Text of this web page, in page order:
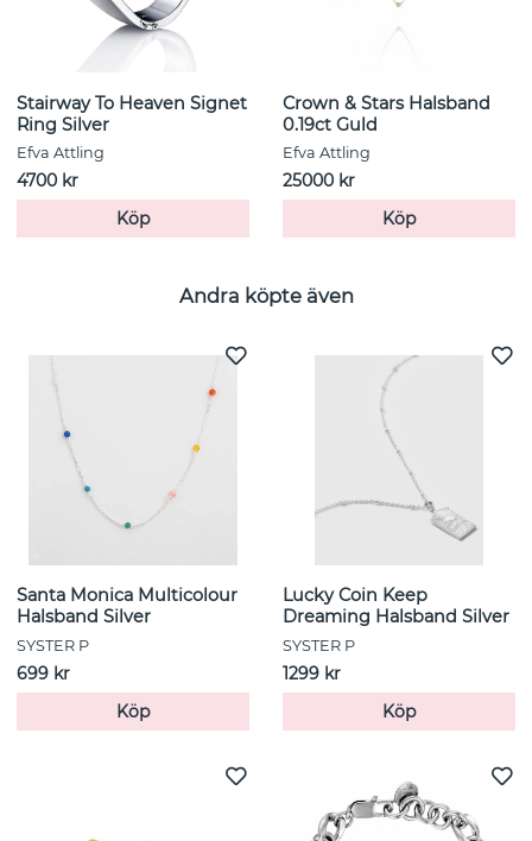
Stairway To Heaven Signet
Ring Silver
Efva Attling
4700 kr
Köp
Crown & Stars Halsband
0.19ct Guld
Efva Attling
25000 kr
Köp
Andra köpte även
Santa Monica Multicolour
Halsband Silver
SYSTER P
699 kr
Köp
Lucky Coin Keep
Dreaming Halsband Silver
SYSTER P
1299 kr
Köp